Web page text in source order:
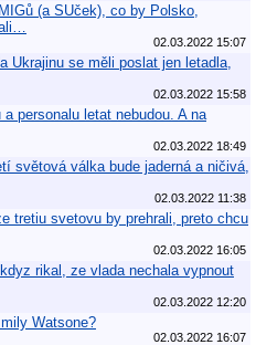
(a SUček), co by Polsko,
02.03.2022 15:07
Ukrajinu se měli poslat jen letadla,
02.03.2022 15:58
personalu letat nebudou. A na
02.03.2022 18:49
světová válka bude jaderná a ničivá,
02.03.2022 11:38
tretiu svetovu by prehrali, preto chcu
02.03.2022 16:05
rikal, ze vlada nechala vypnout
02.03.2022 12:20
Watsone?
02.03.2022 16:07